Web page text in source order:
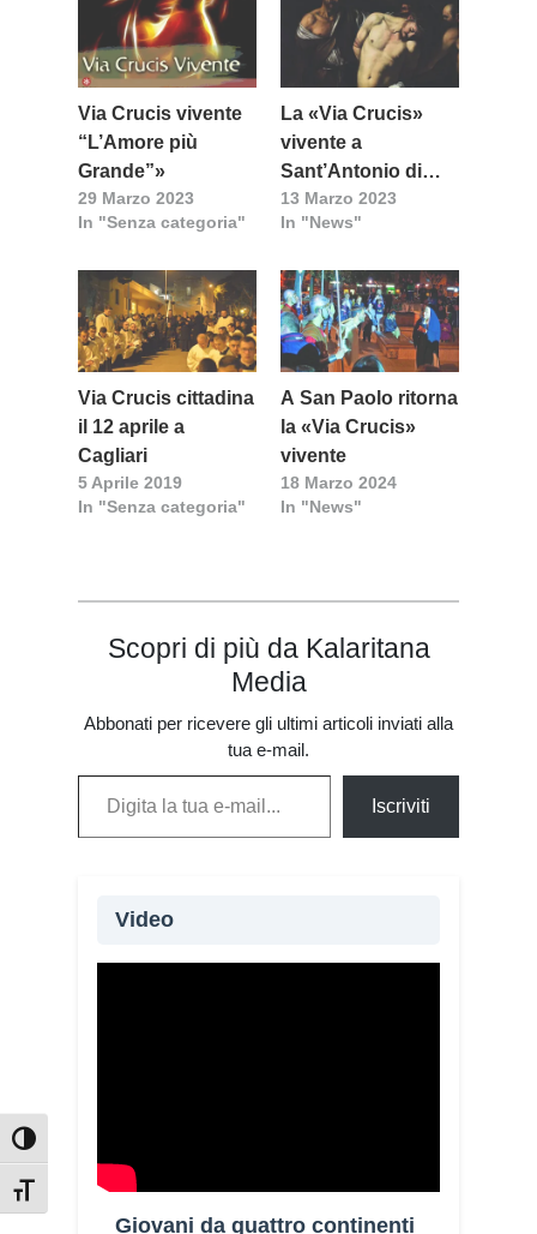
Attiva/disattiva alto contrasto
Attiva/disattiva dimensione testo
Via Crucis vivente
“L’Amore più
Grande”»
29 Marzo 2023
In "Senza categoria"
La «Via Crucis»
vivente a
Sant’Antonio di
Quartu
13 Marzo 2023
In "News"
Via Crucis cittadina
il 12 aprile a
Cagliari
5 Aprile 2019
In "Senza categoria"
A San Paolo ritorna
la «Via Crucis»
vivente
18 Marzo 2024
In "News"
Scopri di più da Kalaritana
Media
Abbonati per ricevere gli ultimi articoli inviati alla
tua e-mail.
Digita la tua e-mail...
Iscriviti
Video
L’iniziativa, in programma fino a
domenica, unisce servizio, formazione e
Giovani da quattro continenti